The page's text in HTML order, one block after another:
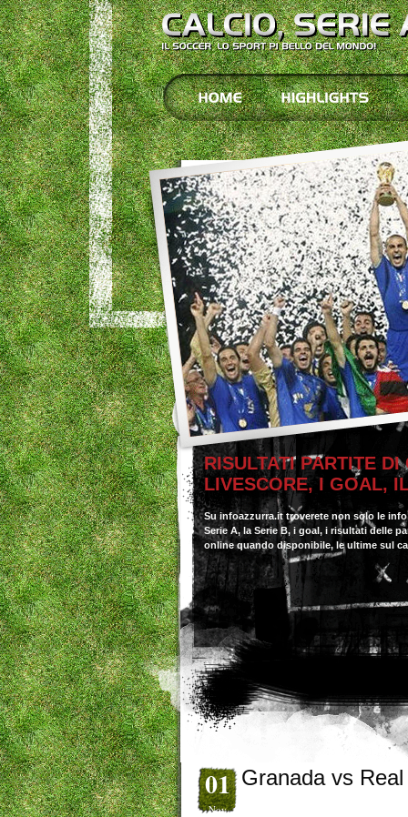
RISULTATI PARTITE
LIVESCORE, I GOAL,
Su infoazzurra.it troverete non solo le
Serie A, la Serie B, i goal, i risultati delle
online quando disponibile, le ultime sul
01
Nov
Granada vs